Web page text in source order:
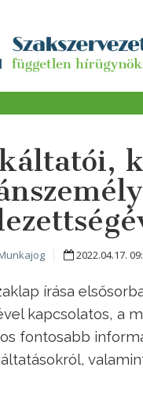
2022.04.17.
írása
kapcsolatos, a
fontosabb